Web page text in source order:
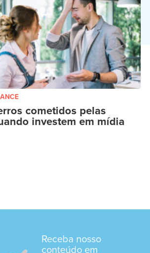
cometidos pelas
investem em mídia
Receba nosso
conteúdo em